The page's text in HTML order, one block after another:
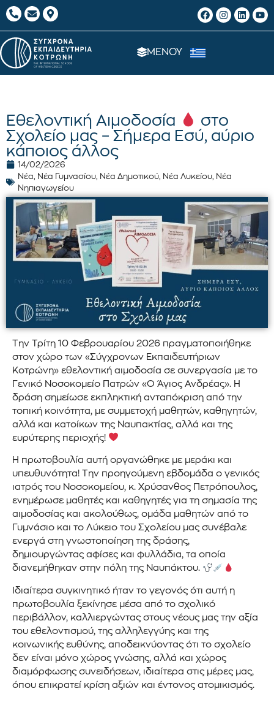
ΜΕΝΟΥ
Εθελοντική Αιμοδοσία
στο
Σχολείο μας – Σήμερα Εσύ, αύριο
κάποιος άλλος
14/02/2026
Νέα, Νέα Γυμνασίου, Νέα Δημοτικού, Νέα Λυκείου, Νέα
Νηπιαγωγείου
Την Τρίτη 10 Φεβρουαρίου 2026 πραγματοποιήθηκε
στον χώρο των «Σύγχρονων Εκπαιδευτήριων
Κοτρώνη» εθελοντική αιμοδοσία σε συνεργασία με το
Γενικό Νοσοκομείο Πατρών «Ο Άγιος Ανδρέας». Η
δράση σημείωσε εκπληκτική ανταπόκριση από την
τοπική κοινότητα, με συμμετοχή μαθητών, καθηγητών,
αλλά και κατοίκων της Ναυπακτίας, αλλά και της
ευρύτερης περιοχής!
Η πρωτοβουλία αυτή οργανώθηκε με μεράκι και
υπευθυνότητα! Την προηγούμενη εβδομάδα ο γενικός
ιατρός του Νοσοκομείου, κ. Χρύσανθος Πετρόπουλος,
ενημέρωσε μαθητές και καθηγητές για τη σημασία της
αιμοδοσίας και ακολούθως, ομάδα μαθητών από το
Γυμνάσιο και το Λύκειο του Σχολείου μας συνέβαλε
ενεργά στη γνωστοποίηση της δράσης,
δημιουργώντας αφίσες και φυλλάδια, τα οποία
διανεμήθηκαν στην πόλη της Ναυπάκτου.
Ιδιαίτερα συγκινητικό ήταν το γεγονός ότι αυτή η
πρωτοβουλία ξεκίνησε μέσα από το σχολικό
περιβάλλον, καλλιεργώντας στους νέους μας την αξία
του εθελοντισμού, της αλληλεγγύης και της
κοινωνικής ευθύνης, αποδεικνύοντας ότι το σχολείο
δεν είναι μόνο χώρος γνώσης, αλλά και χώρος
διαμόρφωσης συνειδήσεων, ιδιαίτερα στις μέρες μας,
όπου επικρατεί κρίση αξιών και έντονος ατομικισμός.